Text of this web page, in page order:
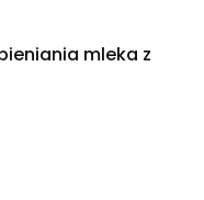
mleka z